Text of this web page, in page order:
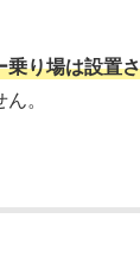
乗り場は設置
。